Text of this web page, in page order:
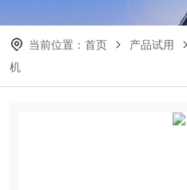
当前位置： 首页 产品试用
机